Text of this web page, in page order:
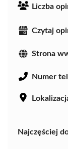
Liczba
Czytaj
Strona
Numer
Najczęściej